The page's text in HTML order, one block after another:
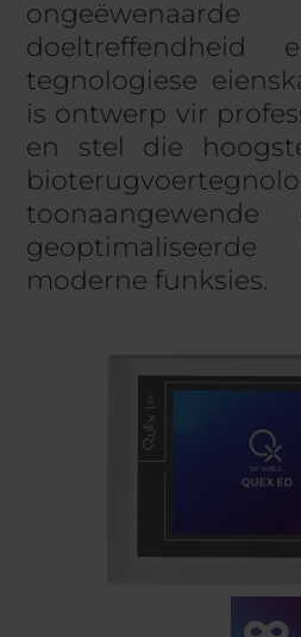
doeltreffendheid
tegnologiese
is ontwerp vir
en stel die
toonaangewende
moderne funksies.